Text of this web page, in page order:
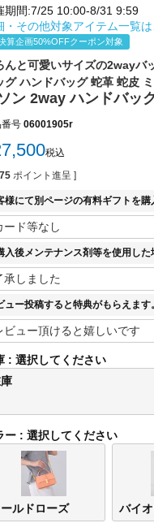
期間:7/25 10:00-8/31 9:59
・その他対象アイテム一覧は
算企画50%OFFクーポン対象
んと可愛いサイズの2wayバ
グ ハンドバッグ 蛇革 蛇皮
ン 2way ハンドバッ
号 06001905r
税込
ポイント進呈 ]
様にて別ページの有料ギフトを
入後メンテナンス剤等を使用し
ュー投稿すると特典がもらえま
選択してください
ー 選択してください
ルドローズ バイ